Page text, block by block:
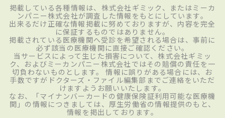
掲載している各種情報は、株式会社ギミック、またはミーカ
ンパニー株式会社が調査した情報をもとにしています。
出来るだけ正確な情報掲載に努めておりますが、内容を完全
に保証するものではありません。
掲載されている医療機関へ受診を希望される場合は、事前に
必ず該当の医療機関に直接ご確認ください。
当サービスによって生じた損害について、株式会社ギミッ
ク、およびミーカンパニー株式会社ではその賠償の責任を一
切負わないものとします。 情報に誤りがある場合には、お
手数ですがドクターズ・ファイル編集部までご連絡をいただ
けますようお願いいたします。
なお、「マイナンバーカードの健康保険証利用可能な医療機
関」の情報につきましては、厚生労働省の情報提供のもと、
情報を掲出しております。